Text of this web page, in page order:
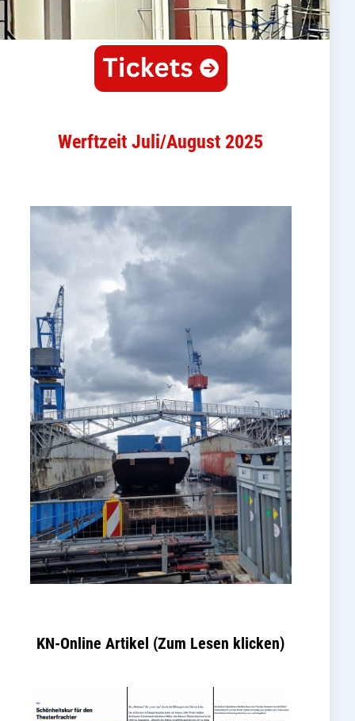
Werftzeit Juli/August 2025
KN-Online Artikel (Zum Lesen klicken)